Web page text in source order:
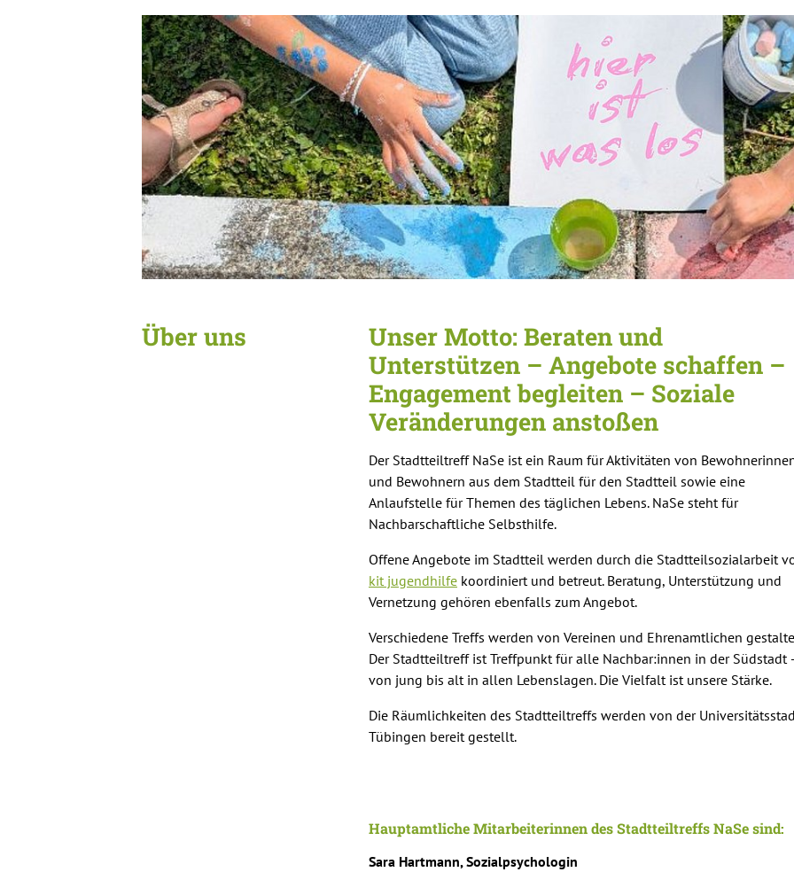
Über uns
Unser Motto: Beraten und
Unterstützen – Angebote schaffen –
Engagement begleiten – Soziale
Veränderungen anstoßen
Der Stadtteiltreff NaSe ist ein Raum für Aktivitäten von
und Bewohnern aus dem Stadtteil für den Stadtteil sowie eine
Anlaufstelle für Themen des täglichen Lebens. NaSe steht für
Nachbarschaftliche Selbsthilfe.
Offene Angebote im Stadtteil werden durch die Stadtteilsozialarbeit
kit jugendhilfe koordiniert und betreut. Beratung, Unterstützung und
Vernetzung gehören ebenfalls zum Angebot.
Verschiedene Treffs werden von Vereinen und Ehrenamtlichen
Der Stadtteiltreff ist Treffpunkt für alle Nachbar:innen in der Südstadt
von jung bis alt in allen Lebenslagen. Die Vielfalt ist unsere Stärke.
Die Räumlichkeiten des Stadtteiltreffs werden von der
Tübingen bereit gestellt.
Hauptamtliche Mitarbeiterinnen des Stadtteiltreffs NaSe sind:
Sara Hartmann, Sozialpsychologin